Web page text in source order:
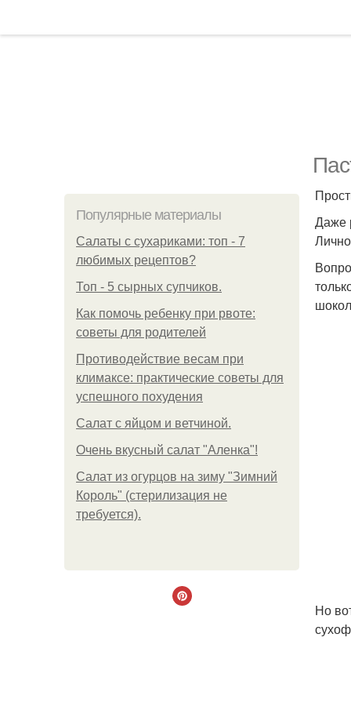
Популярные материалы
Салаты с сухариками: топ - 7
любимых рецептов?
Топ - 5 сырных супчиков.
Как помочь ребенку при рвоте:
советы для родителей
Противодействие весам при
климаксе: практические советы для
успешного похудения
Салат с яйцом и ветчиной.
Очень вкусный салат "Аленка"!
Салат из огурцов на зиму "Зимний
Король" (стерилизация не
требуется).
Даже
Но